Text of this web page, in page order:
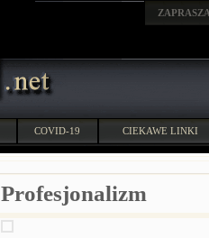
COVID-19 CIEKAWE LINKI
Profesjonalizm